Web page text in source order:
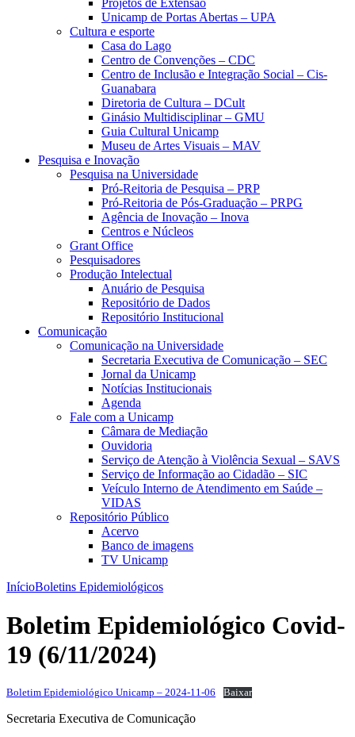
Projetos de Extensão
Unicamp de Portas Abertas – UPA
Cultura e esporte
Casa do Lago
Centro de Convenções – CDC
Centro de Inclusão e Integração Social – Cis-
Guanabara
Diretoria de Cultura – DCult
Ginásio Multidisciplinar – GMU
Guia Cultural Unicamp
Museu de Artes Visuais – MAV
Pesquisa e Inovação
Pesquisa na Universidade
Pró-Reitoria de Pesquisa – PRP
Pró-Reitoria de Pós-Graduação – PRPG
Agência de Inovação – Inova
Centros e Núcleos
Grant Office
Pesquisadores
Produção Intelectual
Anuário de Pesquisa
Repositório de Dados
Repositório Institucional
Comunicação
Comunicação na Universidade
Secretaria Executiva de Comunicação – SEC
Jornal da Unicamp
Notícias Institucionais
Agenda
Fale com a Unicamp
Câmara de Mediação
Ouvidoria
Serviço de Atenção à Violência Sexual – SAVS
Serviço de Informação ao Cidadão – SIC
Veículo Interno de Atendimento em Saúde –
VIDAS
Repositório Público
Acervo
Banco de imagens
TV Unicamp
InícioBoletins Epidemiológicos
Boletim Epidemiológico Covid-
19 (6/11/2024)
Boletim Epidemiológico Unicamp – 2024-11-06 Baixar
Secretaria Executiva de Comunicação